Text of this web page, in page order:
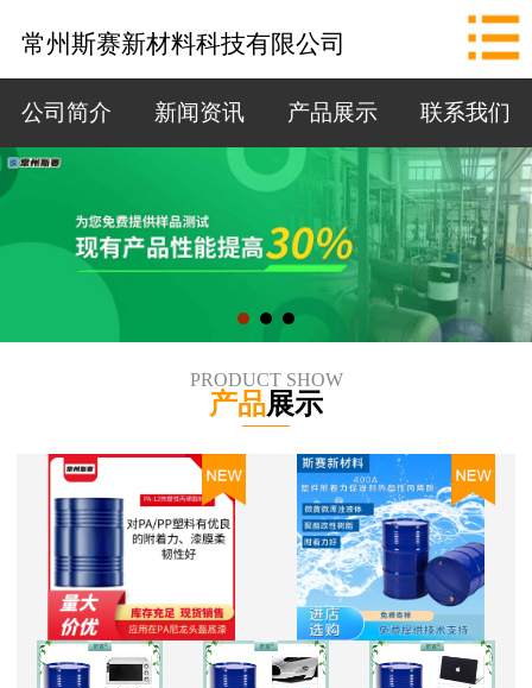
新闻资讯
产品展示
联系我们
拨打电话
常州斯赛新材料科技有限公司
公司简介 新闻资讯 产品展示 联系我们
PRODUCT SHOW
产品展示